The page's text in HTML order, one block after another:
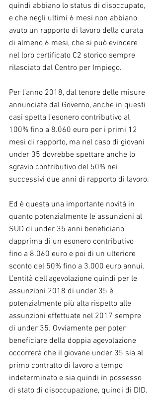
quindi abbiano lo status di disoccupato,
e che negli ultimi 6 mesi non abbiano
avuto un rapporto di lavoro della durata
di almeno 6 mesi, che si può evincere
nel loro certificato C2 storico sempre
rilasciato dal Centro per Impiego.
Per l’anno 2018, dal tenore delle misure
annunciate dal Governo, anche in questi
casi spetta l’esonero contributivo al
100% fino a 8.060 euro per i primi 12
mesi di rapporto, ma nel caso di giovani
under 35 dovrebbe spettare anche lo
sgravio contributivo del 50% nei
successivi due anni di rapporto di lavoro.
Ed è questa una importante novità in
quanto potenzialmente le assunzioni al
SUD di under 35 anni beneficiano
dapprima di un esonero contributivo
fino a 8.060 euro e poi di un ulteriore
sconto del 50% fino a 3.000 euro annui.
L’entità dell’agevolazione quindi per le
assunzioni 2018 di under 35 è
potenzialmente più alta rispetto alle
assunzioni effettuate nel 2017 sempre
di under 35. Ovviamente per poter
beneficiare della doppia agevolazione
occorrerà che il giovane under 35 sia al
primo contratto di lavoro a tempo
indeterminato e sia quindi in possesso
di stato di disoccupazione, quindi di DID.